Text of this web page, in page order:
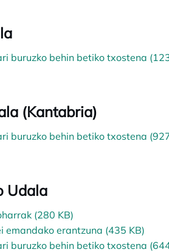
buruzko behin betiko txostena
(Kantabria)
buruzko behin betiko txostena
Udala
(280 KB)
emandako erantzuna (435 KB)
buruzko behin betiko txostena